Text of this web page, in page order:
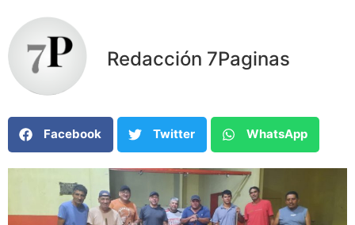
Redacción 7Paginas
Facebook Twitter WhatsApp